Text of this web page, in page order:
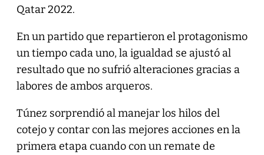
Qatar 2022.
En un partido que repartieron el protagonismo
un tiempo cada uno, la igualdad se ajustó al
resultado que no sufrió alteraciones gracias a
labores de ambos arqueros.
Túnez sorprendió al manejar los hilos del
cotejo y contar con las mejores acciones en la
primera etapa cuando con un remate de